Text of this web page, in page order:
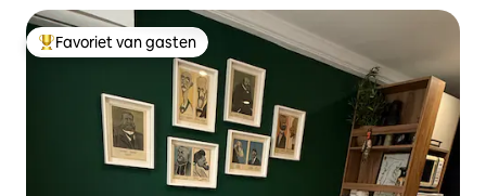
Topfavoriet van gasten
Favoriet van gasten